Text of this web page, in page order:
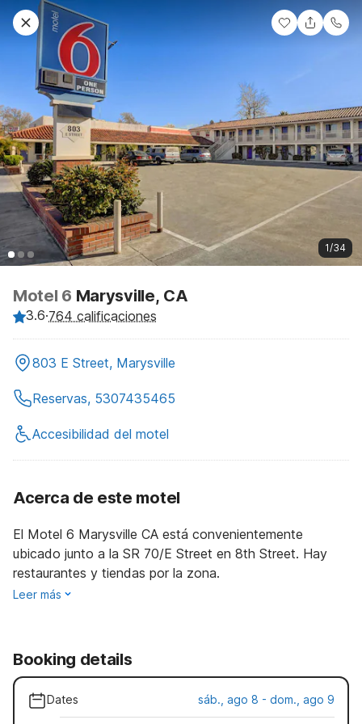
1/34
Motel 6 Marysville, CA
3.6·764 calificaciones
803 E Street, Marysville
Reservas, 5307435465
Accesibilidad del motel
Acerca de este motel
El Motel 6 Marysville CA está convenientemente
ubicado junto a la SR 70/E Street en 8th Street. Hay
restaurantes y tiendas por la zona.
Leer más
Booking details
Dates sáb., ago 8 - dom., ago 9